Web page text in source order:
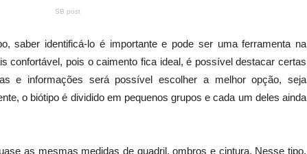
SB post
saber identificá-lo é importante e pode ser uma ferramenta na
confortável, pois o caimento fica ideal, é possível destacar certas
e informações será possível escolher a melhor opção, seja
o biótipo é dividido em pequenos grupos e cada um deles ainda
as mesmas medidas de quadril, ombros e cintura. Nesse tipo,